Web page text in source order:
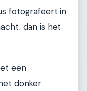
fotografeert in
dan is het
een
donker